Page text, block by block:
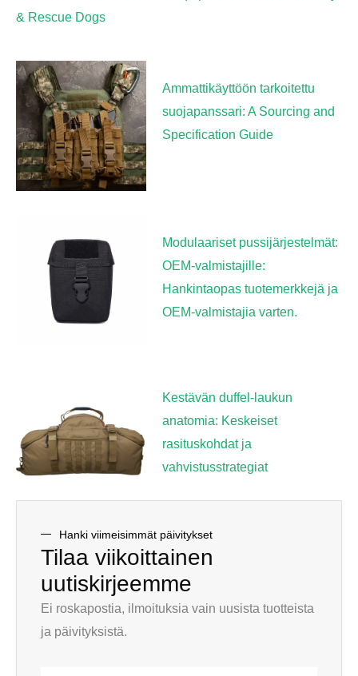
& Rescue Dogs
Ammattikäyttöön tarkoitettu
suojapanssari: A Sourcing and
Specification Guide
Modulaariset pussijärjestelmät:
OEM-valmistajille:
Hankintaopas tuotemerkkejä ja
OEM-valmistajia varten.
Kestävän duffel-laukun
anatomia: Keskeiset
rasituskohdat ja
vahvistusstrategiat
Hanki viimeisimmät päivitykset
Tilaa viikoittainen
uutiskirjeemme
Ei roskapostia, ilmoituksia vain uusista tuotteista
ja päivityksistä.